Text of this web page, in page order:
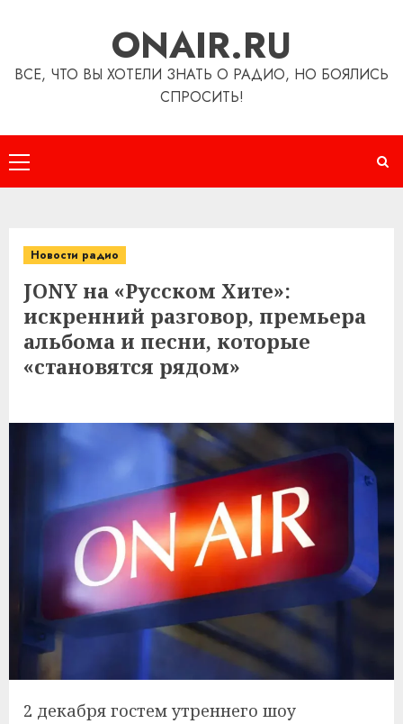
ONAIR.RU
ВСЕ, ЧТО ВЫ ХОТЕЛИ ЗНАТЬ О РАДИО, НО БОЯЛИСЬ
СПРОСИТЬ!
Основное
меню
Новости радио
JONY на «Русском Хите»:
искренний разговор, премьера
альбома и песни, которые
«становятся рядом»
2 декабря гостем утреннего шоу